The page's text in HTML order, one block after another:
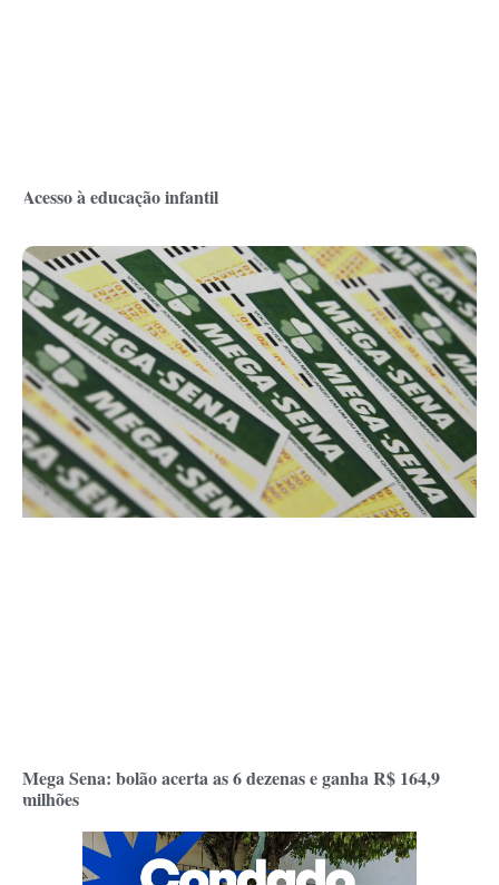
Acesso à educação infantil
Mega Sena: bolão acerta as 6 dezenas e ganha R$ 164,9
milhões